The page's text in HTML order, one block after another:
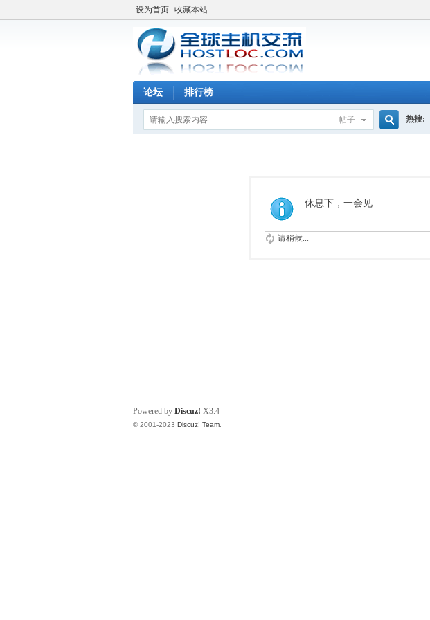
设为首页 收藏本站
论坛 排行榜
帖子 热搜:
休息下，一会见
请稍候...
Powered by Discuz! X3.4
© 2001-2023 Discuz! Team